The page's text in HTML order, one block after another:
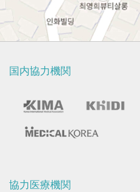
国内協力機関
協力医療機関